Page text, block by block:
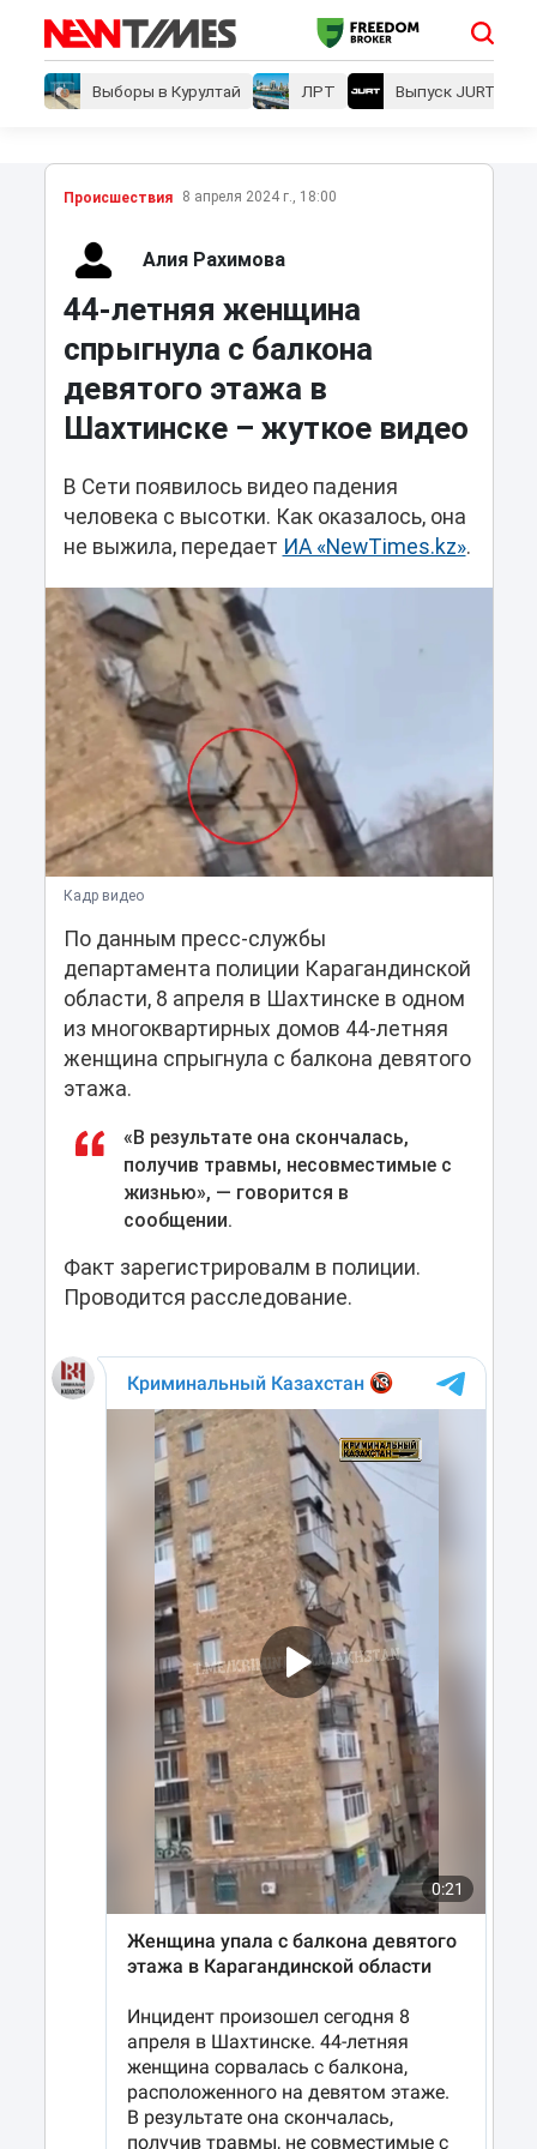
Выборы в Курултай ЛРТ Выпуск JURT
Проиcшествия 8 апреля 2024 г., 18:00
Алия Рахимова
44-летняя женщина
спрыгнула с балкона
девятого этажа в
Шахтинске – жуткое видео
В Сети появилось видео падения
человека с высотки. Как оказалось, она
не выжила, передает ИА «NewTimes.kz».
Кадр видео
По данным пресс-службы
департамента полиции Карагандинской
области, 8 апреля в Шахтинске в одном
из многоквартирных домов 44-летняя
женщина спрыгнула с балкона девятого
этажа.
«В результате она скончалась,
получив травмы, несовместимые с
жизнью», — говорится в
сообщении.
Факт зарегистрировалм в полиции.
Проводится расследование.